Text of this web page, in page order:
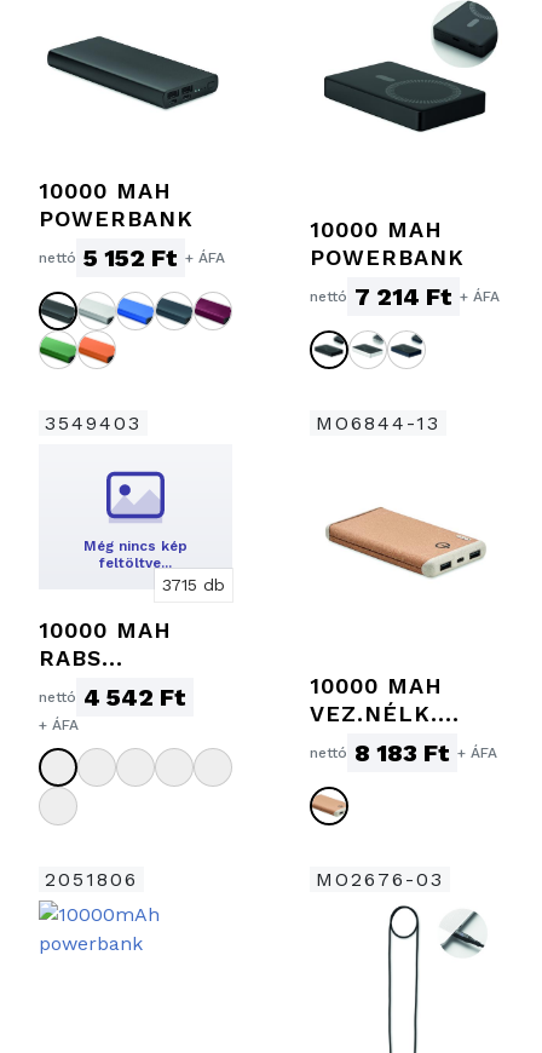
10000 MAH
POWERBANK
nettó 5 152 Ft + ÁFA
10000 MAH
POWERBANK
nettó 7 214 Ft + ÁFA
3549403
Még nincs kép
feltöltve…
3715 db
10000 MAH
RABS
POWERBANK
nettó 4 542 Ft
+ ÁFA
MO6844-13
10000 MAH
VEZ.NÉLK.
POWERBANK
nettó 8 183 Ft + ÁFA
2051806 MO2676-03